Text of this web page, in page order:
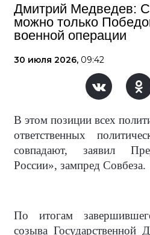
Дмитрий Медведев:
можно только
военной операции
30 июля 2026, 09:42
В этом позиции всех
ответственных
совпадают, заявил
России», зампред Совбеза.
По итогам
созыва Государственной